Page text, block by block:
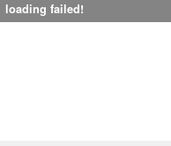
loading failed!